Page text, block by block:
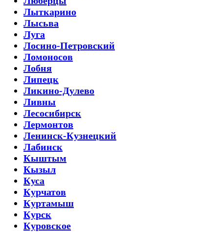
Лыткарино
Лысьва
Луга
Лосино-Петровский
Ломоносов
Лобня
Липецк
Ликино-Дулево
Ливны
Лесосибирск
Лермонтов
Ленинск-Кузнецкий
Лабинск
Кыштым
Кызыл
Куса
Курчатов
Куртамыш
Курск
Куровское